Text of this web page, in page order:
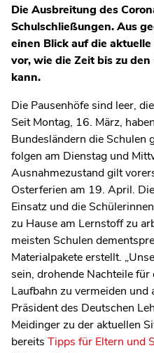
Die Ausbreitung des
Schulschließungen. Aus
einen Blick auf die
vor, wie die Zeit bis zu
kann.
Die Pausenhöfe sind leer,
Seit Montag, 16. März,
Bundesländern die Schulen
folgen am Dienstag und
Ausnahmezustand gilt
Osterferien am 19. April.
Einsatz und die
zu Hause am Lernstoff zu
meisten Schulen
Materialpakete erstellt.
sein, drohende Nachteile
Laufbahn zu vermeiden und
Präsident des Deutschen
Meidinger zu der aktuellen
bereits Tipps für Eltern und